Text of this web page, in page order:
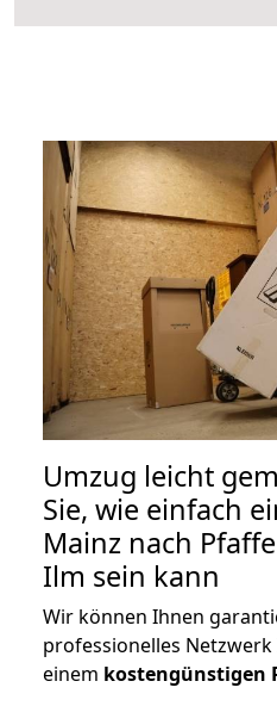
Umzug leicht
Sie, wie einfach
Mainz nach
Ilm sein kann
Wir können Ihnen
professionelles
einem kostengünstigen